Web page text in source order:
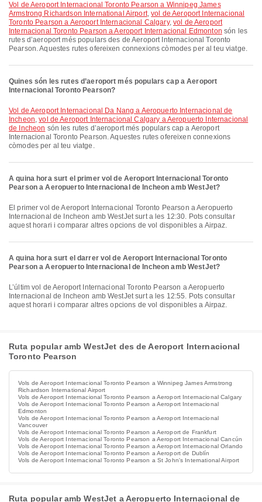
vol de Aeroport Internacional Toronto Pearson a Winnipeg James
Armstrong Richardson International Airport,vol de Aeroport Internacional
Toronto Pearson a Aeroport Internacional Calgary,vol de Aeroport
Internacional Toronto Pearson a Aeroport Internacional Edmonton són les
rutes d’aeroport més populars des de Aeroport Internacional Toronto
Pearson. Aquestes rutes ofereixen connexions còmodes per al teu viatge.
Quines són les rutes d’aeroport més populars cap a Aeroport
Internacional Toronto Pearson?
vol de Aeroport Internacional Da Nang a Aeropuerto Internacional de
Incheon,vol de Aeroport Internacional Calgary a Aeropuerto Internacional
de Incheon són les rutes d’aeroport més populars cap a Aeroport
Internacional Toronto Pearson. Aquestes rutes ofereixen connexions
còmodes per al teu viatge.
A quina hora surt el primer vol de Aeroport Internacional Toronto
Pearson a Aeropuerto Internacional de Incheon amb WestJet?
El primer vol de Aeroport Internacional Toronto Pearson a Aeropuerto
Internacional de Incheon amb WestJet surt a les 12:30. Pots consultar
aquest horari i comparar altres opcions de vol disponibles a Airpaz.
A quina hora surt el darrer vol de Aeroport Internacional Toronto
Pearson a Aeropuerto Internacional de Incheon amb WestJet?
L’últim vol de Aeroport Internacional Toronto Pearson a Aeropuerto
Internacional de Incheon amb WestJet surt a les 12:55. Pots consultar
aquest horari i comparar altres opcions de vol disponibles a Airpaz.
Ruta popular amb WestJet des de Aeroport Internacional
Toronto Pearson
Vols de Aeroport Internacional Toronto Pearson a Winnipeg James Armstrong
Richardson International Airport
Vols de Aeroport Internacional Toronto Pearson a Aeroport Internacional Calgary
Vols de Aeroport Internacional Toronto Pearson a Aeroport Internacional
Edmonton
Vols de Aeroport Internacional Toronto Pearson a Aeroport Internacional
Vancouver
Vols de Aeroport Internacional Toronto Pearson a Aeroport de Frankfurt
Vols de Aeroport Internacional Toronto Pearson a Aeroport Internacional Cancún
Vols de Aeroport Internacional Toronto Pearson a Aeroport Internacional Orlando
Vols de Aeroport Internacional Toronto Pearson a Aeroport de Dublín
Vols de Aeroport Internacional Toronto Pearson a St John's International Airport
Ruta popular amb WestJet a Aeropuerto Internacional de